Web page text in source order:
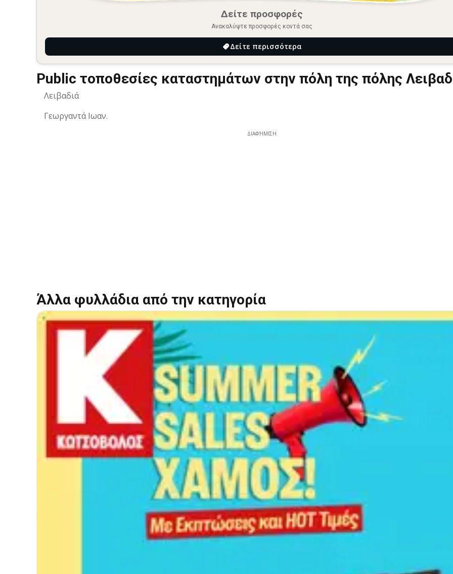
Δείτε προσφορές
Ανακαλύψτε προσφορές κοντά σας
Δείτε περισσότερα
Public τοποθεσίες καταστημάτων στην πόλη της πόλης
Λειβαδιά
Γεωργαντά Ιωαν.
ΔΙΑΦΉΜΙΣΗ
Άλλα φυλλάδια από την κατηγορία